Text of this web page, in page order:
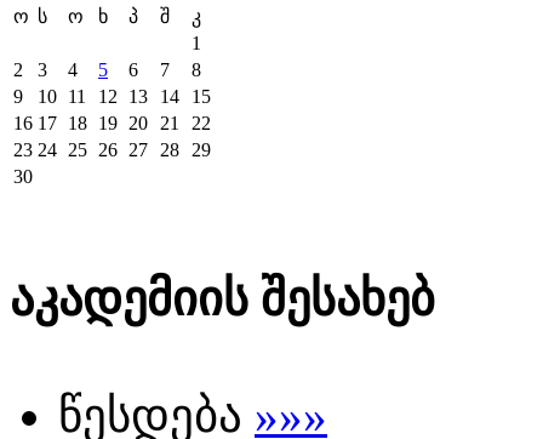
ო ს ო ხ პ შ
კ
1
2
3 4 5 6 7
8
9
10 11 12 13 14
15
16 17 18 19 20 21
22
23 24 25 26 27 28
29
30
აკადემიის შესახებ
წესდება »»»